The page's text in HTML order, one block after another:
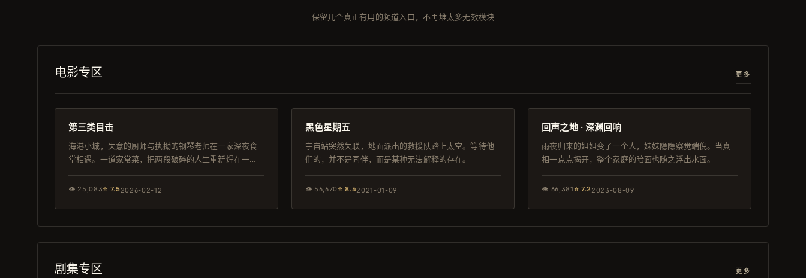
保留几个真正有用的频道入口，不再堆太多无效模块
电影专区 更多
独播
158分钟
第三类目击
海港小城，失意的厨师与执拗的钢琴老师在一家深夜食
堂相遇。一道家常菜，把两段破碎的人生重新焊在一
👁 25,083⭐ 7.52026-02-12
日本
114分钟
黑色星期五
宇宙站突然失联，地面派出的救援队踏上太空。等待他
们的，并不是同伴，而是某种无法解释的存在。
👁 56,670⭐8.42021-01-09
独播
116分钟
回声之地 · 深渊回响
雨夜归来的姐姐变了一个人，妹妹隐隐察觉端倪。当真
相一点点揭开，整个家庭的暗面也随之浮出水面。
👁 66,381⭐ 7.22023-08-09
剧集专区 更多